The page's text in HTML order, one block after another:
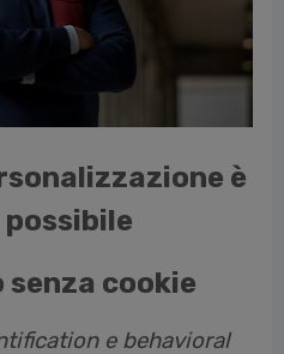
è
senza cookie
e behavioral